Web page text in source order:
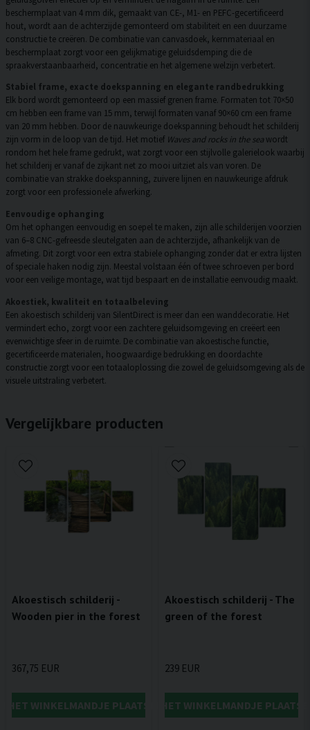
beschermplaat van 4 mm dik, gemaakt van CE-, M1- en PEFC-gecertificeerd
hout, wordt aan de achterzijde gemonteerd om stabiliteit en een duurzame
constructie te creëren. De combinatie van canvasdoek, kernmateriaal en
beschermplaat zorgt voor een gelijkmatige geluidsdemping die de
spraakverstaanbaarheid, concentratie en het algemene welzijn verbetert.
Stabiel frame, exacte doekspanning en elegante randbedrukking
Elk bord wordt gemonteerd op een massief grenen frame. Formaten tot 70×50
cm hebben een frame van 15 mm, terwijl formaten vanaf 90×60 cm een frame
van 20 mm hebben. Door de nauwkeurige doekspanning behoudt het schilderij
zijn vorm in de loop van de tijd. Het motief Waves and rocks in the sea wordt
rondom het hele frame gedrukt, wat zorgt voor een stijlvolle galerielook waarbij
het schilderij er vanaf de zijkant net zo mooi uitziet als van voren. De
combinatie van strakke doekspanning, zuivere lijnen en nauwkeurige afdruk
zorgt voor een professionele afwerking.
Eenvoudige ophanging
Om het ophangen eenvoudig en soepel te maken, zijn alle schilderijen voorzien
van 6–8 CNC-gefreesde sleutelgaten aan de achterzijde, afhankelijk van de
afmeting. Dit zorgt voor een extra stabiele ophanging zonder dat er extra lijsten
of speciale haken nodig zijn. Meestal volstaan één of twee schroeven per bord
voor een veilige montage, wat tijd bespaart en de installatie eenvoudig maakt.
Akoestiek, kwaliteit en totaalbeleving
Een akoestisch schilderij van SilentDirect is meer dan een wanddecoratie. Het
vermindert echo, zorgt voor een zachtere geluidsomgeving en creëert een
evenwichtige sfeer in de ruimte. De combinatie van akoestische functie,
gecertificeerde materialen, hoogwaardige bedrukking en doordachte
constructie zorgt voor een totaaloplossing die zowel de geluidsomgeving als de
visuele uitstraling verbetert.
Vergelijkbare producten
Akoestisch schilderij -
Wooden pier in the forest
367,75 EUR
HET WINKELMANDJE PLAATSEN
Akoestisch schilderij - The
green of the forest
239 EUR
IN HET WINKELMANDJE